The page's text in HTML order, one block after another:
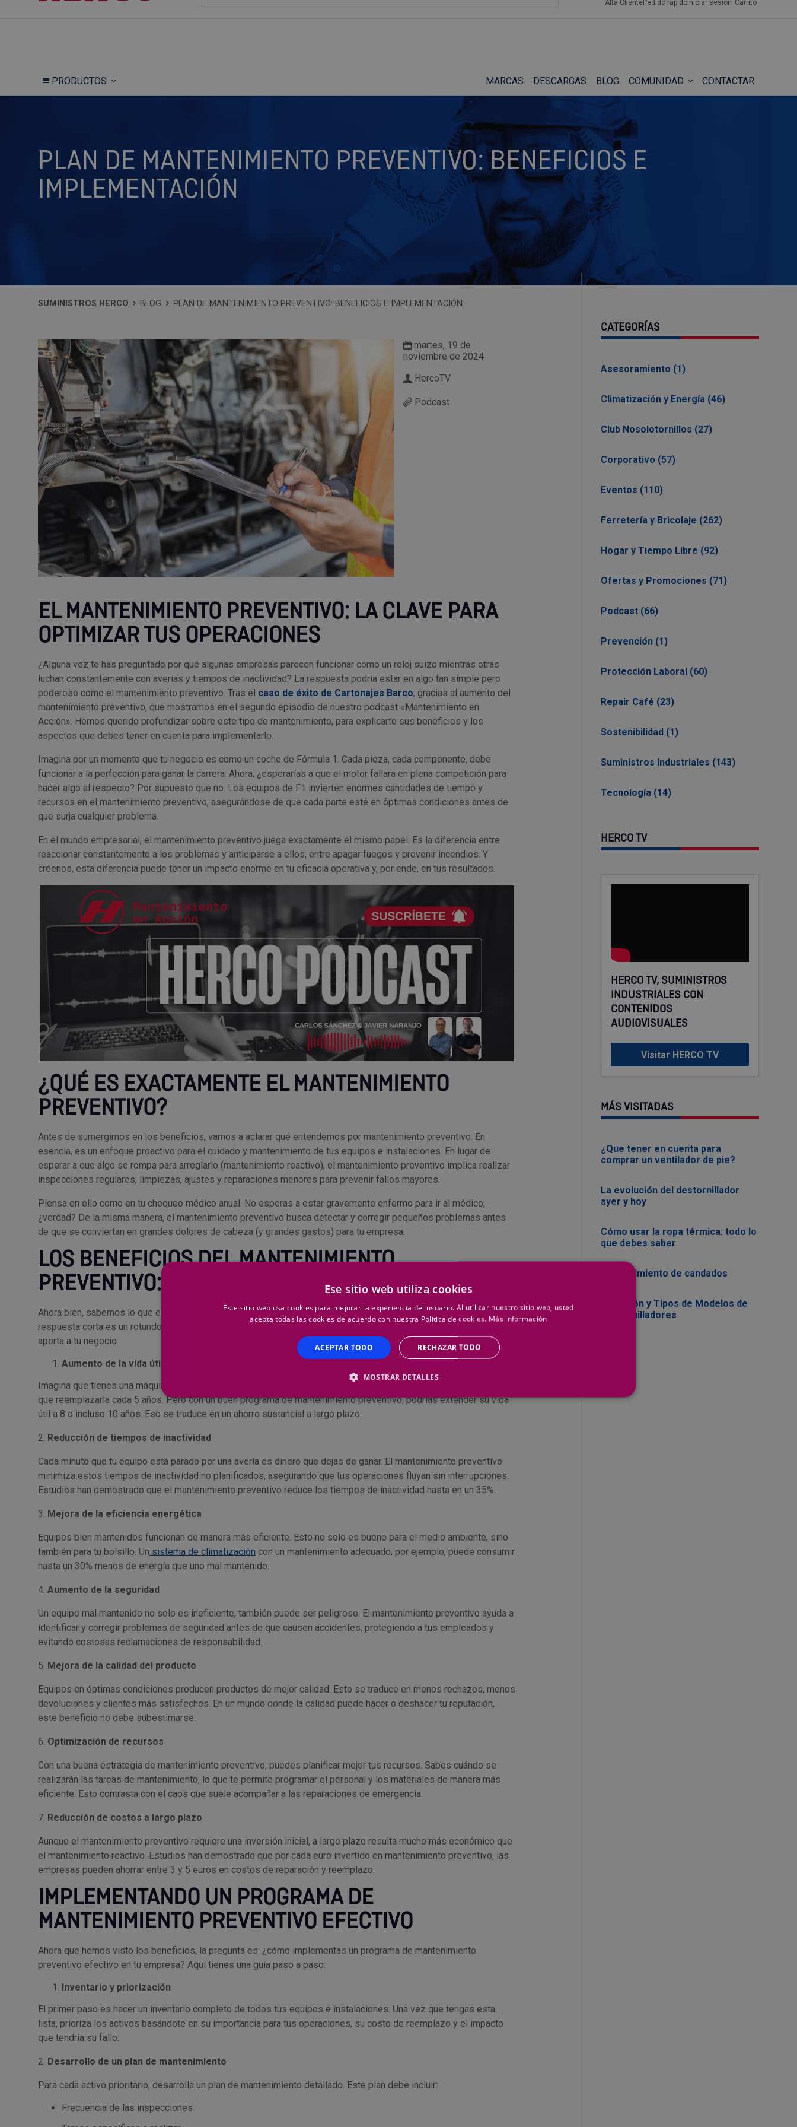
Alta ClientePedido rápido Iniciar sesión Carrito
PRODUCTOS MARCAS DESCARGAS BLOG COMUNIDAD CONTACTAR
PLAN DE MANTENIMIENTO PREVENTIVO: BENEFICIOS E
IMPLEMENTACIÓN
SUMINISTROS HERCO BLOG PLAN DE MANTENIMIENTO PREVENTIVO: BENEFICIOS E IMPLEMENTACIÓN
martes, 19 de
noviembre de 2024
HercoTV
Podcast
EL MANTENIMIENTO PREVENTIVO: LA CLAVE PARA
OPTIMIZAR TUS OPERACIONES
¿Alguna vez te has preguntado por qué algunas empresas parecen funcionar como un reloj suizo mientras otras
luchan constantemente con averías y tiempos de inactividad? La respuesta podría estar en algo tan simple pero
poderoso como el mantenimiento preventivo. Tras el caso de éxito de Cartonajes Barco, gracias al aumento del
mantenimiento preventivo, que mostramos en el segundo episodio de nuestro podcast «Mantenimiento en
Acción». Hemos querido profundizar sobre este tipo de mantenimiento, para explicarte sus beneficios y los
aspectos que debes tener en cuenta para implementarlo.
Imagina por un momento que tu negocio es como un coche de Fórmula 1. Cada pieza, cada componente, debe
funcionar a la perfección para ganar la carrera. Ahora, ¿esperarías a que el motor fallara en plena competición para
hacer algo al respecto? Por supuesto que no. Los equipos de F1 invierten enormes cantidades de tiempo y
recursos en el mantenimiento preventivo, asegurándose de que cada parte esté en óptimas condiciones antes de
que surja cualquier problema.
En el mundo empresarial, el mantenimiento preventivo juega exactamente el mismo papel. Es la diferencia entre
reaccionar constantemente a los problemas y anticiparse a ellos, entre apagar fuegos y prevenir incendios. Y
créenos, esta diferencia puede tener un impacto enorme en tu eficacia operativa y, por ende, en tus resultados.
¿QUÉ ES EXACTAMENTE EL MANTENIMIENTO
PREVENTIVO?
Antes de sumergirnos en los beneficios, vamos a aclarar qué entendemos por mantenimiento preventivo. En
esencia, es un enfoque proactivo para el cuidado y mantenimiento de tus equipos e instalaciones. En lugar de
esperar a que algo se rompa para arreglarlo (mantenimiento reactivo), el mantenimiento preventivo implica realizar
inspecciones regulares, limpiezas, ajustes y reparaciones menores para prevenir fallos mayores.
Piensa en ello como en tu chequeo médico anual. No esperas a estar gravemente enfermo para ir al médico,
¿verdad? De la misma manera, el mantenimiento preventivo busca detectar y corregir pequeños problemas antes
de que se conviertan en grandes dolores de cabeza (y grandes gastos) para tu empresa.
LOS BENEFICIOS DEL MANTENIMIENTO
PREVENTIVO: MÁS ALLÁ DEL AHORRO
Ahora bien, sabemos lo que estás pensando: “Suena bien en teoría, pero ¿realmente vale la pena la inversión?“. La
respuesta corta es un rotundo sí. Vamos a desgranar los beneficios concretos que el mantenimiento preventivo
aporta a tu negocio:
Aumento de la vida útil de los equipos
Imagina que tienes una máquina que cuesta 100.000 euros. Con un mantenimiento reactivo, es posible que tengas
que reemplazarla cada 5 años. Pero con un buen programa de mantenimiento preventivo, podrías extender su vida
útil a 8 o incluso 10 años. Eso se traduce en un ahorro sustancial a largo plazo.
2. Reducción de tiempos de inactividad
Cada minuto que tu equipo está parado por una avería es dinero que dejas de ganar. El mantenimiento preventivo
minimiza estos tiempos de inactividad no planificados, asegurando que tus operaciones fluyan sin interrupciones.
Estudios han demostrado que el mantenimiento preventivo reduce los tiempos de inactividad hasta en un 35%.
3. Mejora de la eficiencia energética
Equipos bien mantenidos funcionan de manera más eficiente. Esto no solo es bueno para el medio ambiente, sino
también para tu bolsillo. Un sistema de climatización con un mantenimiento adecuado, por ejemplo, puede consumir
hasta un 30% menos de energía que uno mal mantenido.
4. Aumento de la seguridad
Un equipo mal mantenido no solo es ineficiente, también puede ser peligroso. El mantenimiento preventivo ayuda a
identificar y corregir problemas de seguridad antes de que causen accidentes, protegiendo a tus empleados y
evitando costosas reclamaciones de responsabilidad.
5. Mejora de la calidad del producto
Equipos en óptimas condiciones producen productos de mejor calidad. Esto se traduce en menos rechazos, menos
devoluciones y clientes más satisfechos. En un mundo donde la calidad puede hacer o deshacer tu reputación,
este beneficio no debe subestimarse.
6. Optimización de recursos
Con una buena estrategia de mantenimiento preventivo, puedes planificar mejor tus recursos. Sabes cuándo se
realizarán las tareas de mantenimiento, lo que te permite programar el personal y los materiales de manera más
eficiente. Esto contrasta con el caos que suele acompañar a las reparaciones de emergencia.
7. Reducción de costos a largo plazo
Aunque el mantenimiento preventivo requiere una inversión inicial, a largo plazo resulta mucho más económico que
el mantenimiento reactivo. Estudios han demostrado que por cada euro invertido en mantenimiento preventivo, las
empresas pueden ahorrar entre 3 y 5 euros en costos de reparación y reemplazo.
IMPLEMENTANDO UN PROGRAMA DE
MANTENIMIENTO PREVENTIVO EFECTIVO
Ahora que hemos visto los beneficios, la pregunta es: ¿cómo implementas un programa de mantenimiento
preventivo efectivo en tu empresa? Aquí tienes una guía paso a paso:
Inventario y priorización
El primer paso es hacer un inventario completo de todos tus equipos e instalaciones. Una vez que tengas esta
lista, prioriza los activos basándote en su importancia para tus operaciones, su costo de reemplazo y el impacto
que tendría su fallo.
2. Desarrollo de un plan de mantenimiento
Para cada activo prioritario, desarrolla un plan de mantenimiento detallado. Este plan debe incluir:
Frecuencia de las inspecciones
CATEGORÍAS
Asesoramiento (1)
Climatización y Energía (46)
Club Nosolotornillos (27)
Corporativo (57)
Eventos (110)
Ferretería y Bricolaje (262)
Hogar y Tiempo Libre (92)
Ofertas y Promociones (71)
Podcast (66)
Prevención (1)
Protección Laboral (60)
Repair Café (23)
Sostenibilidad (1)
Suministros Industriales (143)
Tecnología (14)
HERCO TV
HERCO TV, SUMINISTROS
INDUSTRIALES CON
CONTENIDOS
AUDIOVISUALES
Visitar HERCO TV
MÁS VISITADAS
¿Que tener en cuenta para
comprar un ventilador de pie?
La evolución del destornillador
ayer y hoy
Cómo usar la ropa térmica: todo lo
que debes saber
Mantenimiento de candados
Evolución y Tipos de Modelos de
Destornilladores
Ese sitio web utiliza cookies
Este sitio web usa cookies para mejorar la experiencia del usuario. Al utilizar nuestro sitio web, usted
acepta todas las cookies de acuerdo con nuestra Política de cookies. Más información
ACEPTAR TODO RECHAZAR TODO
MOSTRAR DETALLES